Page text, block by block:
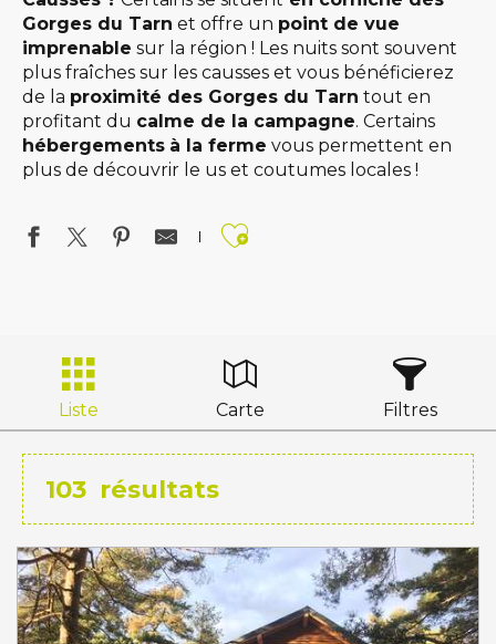
Gorges du Tarn et offre un point de vue
imprenable sur la région ! Les nuits sont souvent
plus fraîches sur les causses et vous bénéficierez
de la proximité des Gorges du Tarn tout en
profitant du calme de la campagne. Certains
hébergements à la ferme vous permettent en
plus de découvrir le us et coutumes locales !
Ajouter aux
Liste Carte Filtres
103 résultats